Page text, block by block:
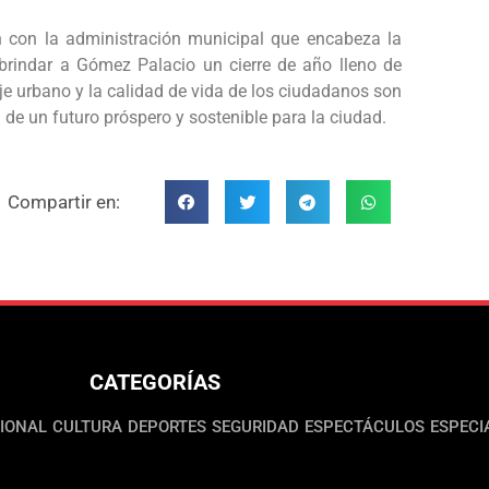
la administración municipal que encabeza la
a Gómez Palacio un cierre de año lleno de
urbano y la calidad de vida de los ciudadanos son
un futuro próspero y sostenible para la ciudad.
Compartir en:
CATEGORÍAS
CULTURA DEPORTES SEGURIDAD ESPECTÁCULOS